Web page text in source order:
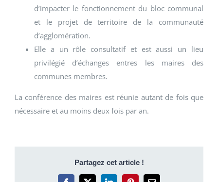
d’impacter le fonctionnement du bloc communal
et le projet de territoire de la communauté
d’agglomération.
Elle a un rôle consultatif et est aussi un lieu
privilégié d’échanges entres les maires des
communes membres.
La conférence des maires est réunie autant de fois que
nécessaire et au moins deux fois par an.
Partagez cet article !